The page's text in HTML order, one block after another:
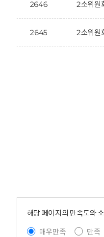
2646 2소위원
2645 2소위원
해당 페이지의 만족도와
매우만족
만족